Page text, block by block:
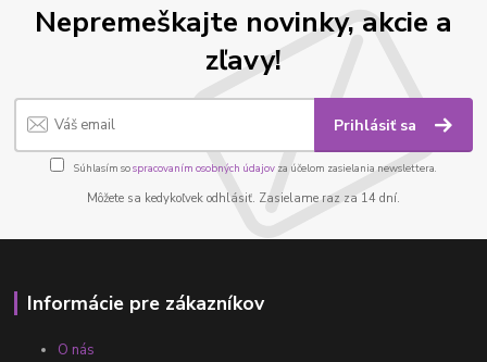
Nepremeškajte novinky, akcie a
zľavy!
Prihlásiť sa
Súhlasím sospracovaním osobných údajov za účelom zasielania newslettera.
Môžete sa kedykoľvek odhlásiť. Zasielame raz za 14 dní.
Informácie pre zákazníkov
O nás